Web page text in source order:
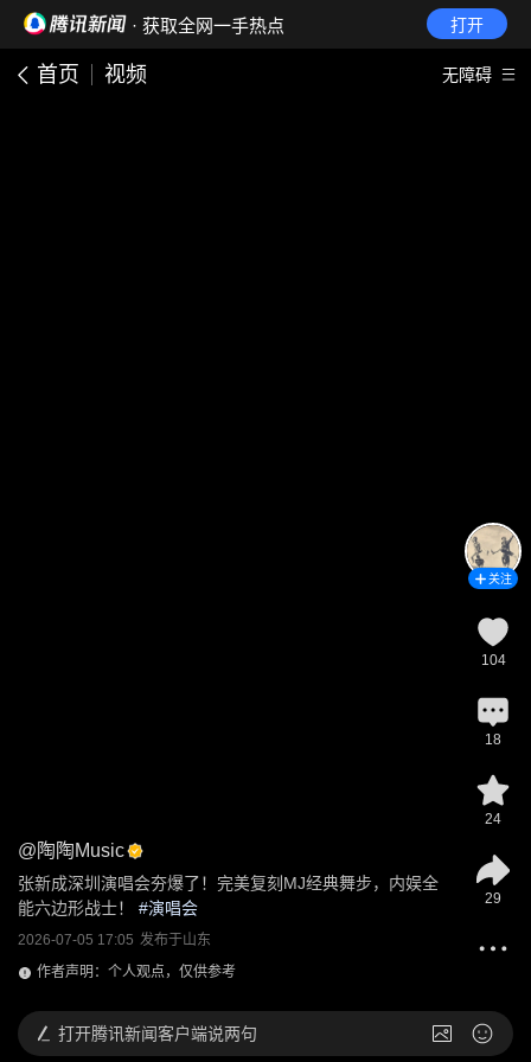
· 获取全网一手热点 打开
首页 视频 无障碍
@陶陶Music
张新成深圳演唱会夯爆了！完美复刻MJ经典舞步，内娱全
能六边形战士！
#演唱会
2026-07-05 17:05 发布于山东
作者声明：个人观点，仅供参考
关注
104
18
24
29
打开腾讯新闻客户端说两句